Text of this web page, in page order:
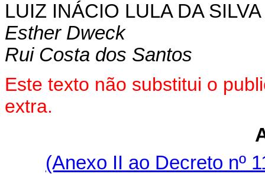
LUIZ INÁCIO LULA DA SILVA
Esther Dweck
Rui Costa dos Santos
Este texto não substitui o
extra.
(Anexo II ao Decreto nº